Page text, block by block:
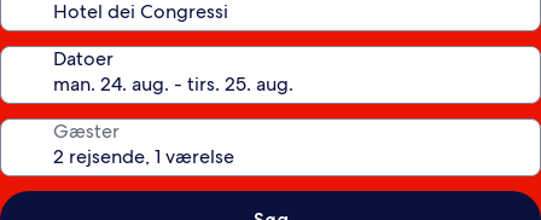
Datoer
Gæster